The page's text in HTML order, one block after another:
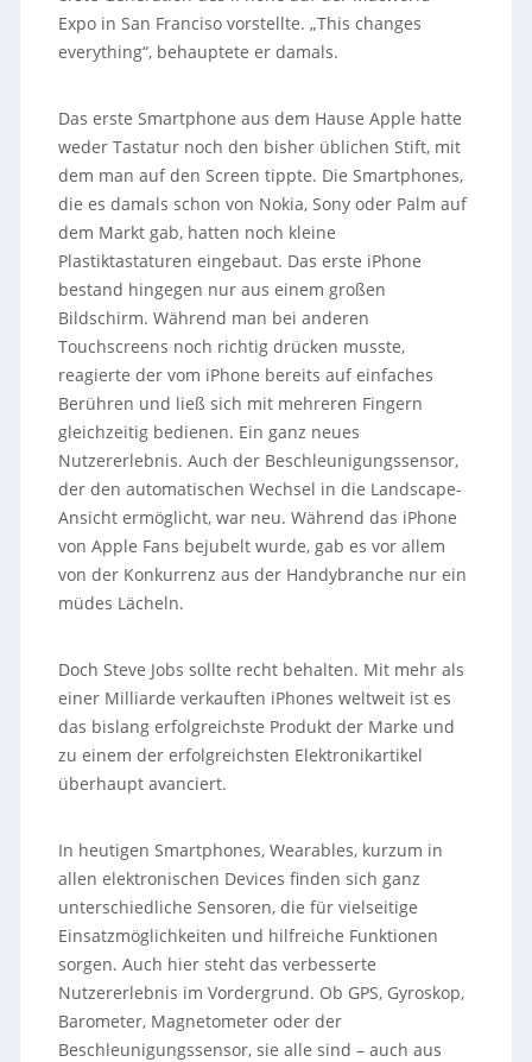
Expo in San Franciso vorstellte. „This changes
everything“, behauptete er damals.
Das erste Smartphone aus dem Hause Apple hatte
weder Tastatur noch den bisher üblichen Stift, mit
dem man auf den Screen tippte. Die Smartphones,
die es damals schon von Nokia, Sony oder Palm auf
dem Markt gab, hatten noch kleine
Plastiktastaturen eingebaut. Das erste iPhone
bestand hingegen nur aus einem großen
Bildschirm. Während man bei anderen
Touchscreens noch richtig drücken musste,
reagierte der vom iPhone bereits auf einfaches
Berühren und ließ sich mit mehreren Fingern
gleichzeitig bedienen. Ein ganz neues
Nutzererlebnis. Auch der Beschleunigungssensor,
der den automatischen Wechsel in die Landscape-
Ansicht ermöglicht, war neu. Während das iPhone
von Apple Fans bejubelt wurde, gab es vor allem
von der Konkurrenz aus der Handybranche nur ein
müdes Lächeln.
Doch Steve Jobs sollte recht behalten. Mit mehr als
einer Milliarde verkauften iPhones weltweit ist es
das bislang erfolgreichste Produkt der Marke und
zu einem der erfolgreichsten Elektronikartikel
überhaupt avanciert.
In heutigen Smartphones, Wearables, kurzum in
allen elektronischen Devices finden sich ganz
unterschiedliche Sensoren, die für vielseitige
Einsatzmöglichkeiten und hilfreiche Funktionen
sorgen. Auch hier steht das verbesserte
Nutzererlebnis im Vordergrund. Ob GPS, Gyroskop,
Barometer, Magnetometer oder der
Beschleunigungssensor, sie alle sind – auch aus